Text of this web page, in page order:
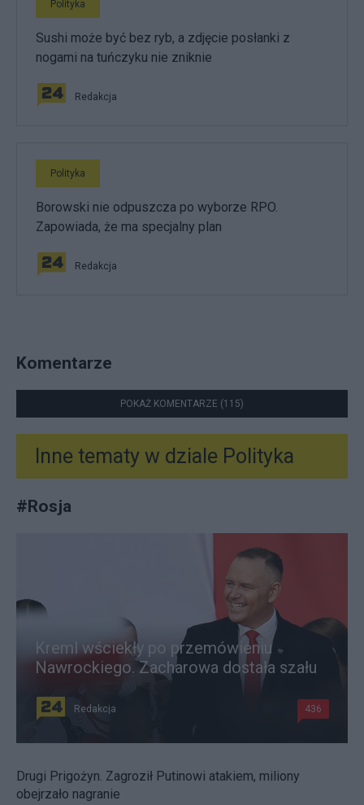
Polityka
Sushi może być bez ryb, a zdjęcie posłanki z
nogami na tuńczyku nie zniknie
Redakcja
Polityka
Borowski nie odpuszcza po wyborze RPO.
Zapowiada, że ma specjalny plan
Redakcja
Komentarze
POKAŻ KOMENTARZE (115)
Inne tematy w dziale Polityka
#Rosja
Kreml wściekły po przemówieniu
Nawrockiego. Zacharowa dostała szału
Redakcja 436
Drugi Prigożyn. Zagroził Putinowi atakiem, miliony
obejrzało nagranie